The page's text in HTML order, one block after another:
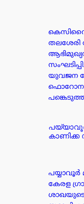
യുവജന
കാണിക്ക
പയ്യാവൂർ
കേരള